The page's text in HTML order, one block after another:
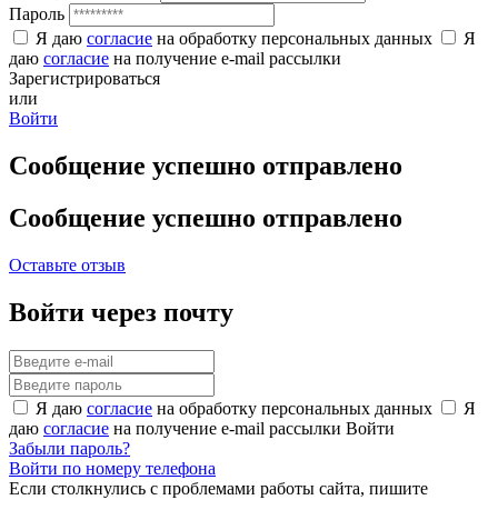
Пароль
Я даю согласие на обработку персональных данных
Я
даю согласие на получение e-mail рассылки
Зарегистрироваться
или
Войти
Сообщение успешно отправлено
Сообщение успешно отправлено
Оставьте отзыв
Войти через почту
Я даю согласие на обработку персональных данных
Я
даю согласие на получение e-mail рассылки Войти
Забыли пароль?
Войти по номеру телефона
Если столкнулись с проблемами работы сайта, пишите